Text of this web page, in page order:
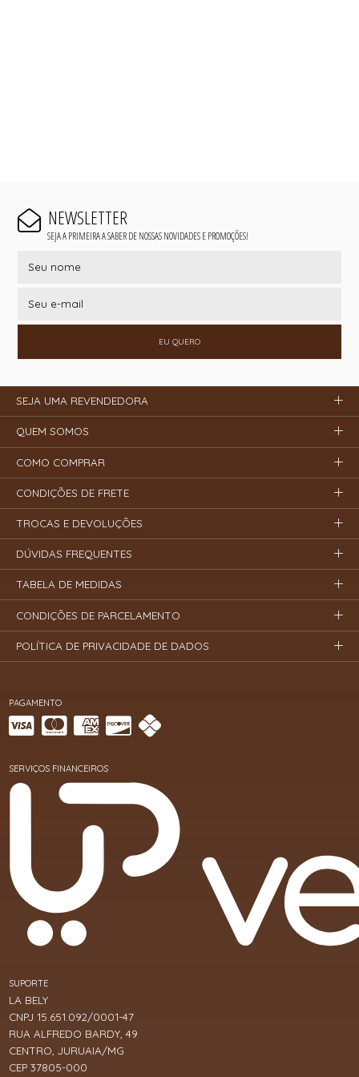
NEWSLETTER
SEJA A PRIMEIRA A SABER DE NOSSAS NOVIDADES E PROMOÇÕES!
EU QUERO
PAGAMENTO
SERVIÇOS FINANCEIROS
SUPORTE
LA BELY
CNPJ 15.651.092/0001-47
RUA ALFREDO BARDY, 49
CENTRO, JURUAIA/MG
CEP 37805-000
SEJA UMA REVENDEDORA
QUEM SOMOS
COMO COMPRAR
CONDIÇÕES DE FRETE
TROCAS E DEVOLUÇÕES
DÚVIDAS FREQUENTES
TABELA DE MEDIDAS
CONDIÇÕES DE PARCELAMENTO
POLÍTICA DE PRIVACIDADE DE DADOS